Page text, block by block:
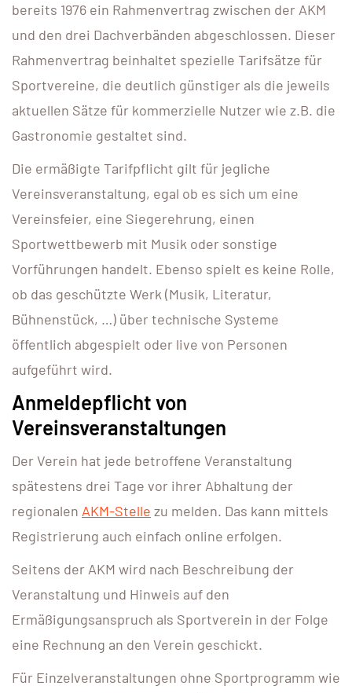
bereits 1976 ein Rahmenvertrag zwischen der AKM
und den drei Dachverbänden abgeschlossen. Dieser
Rahmenvertrag beinhaltet spezielle Tarifsätze für
Sportvereine, die deutlich günstiger als die jeweils
aktuellen Sätze für kommerzielle Nutzer wie z.B. die
Gastronomie gestaltet sind.
Die ermäßigte Tarifpflicht gilt für jegliche
Vereinsveranstaltung, egal ob es sich um eine
Vereinsfeier, eine Siegerehrung, einen
Sportwettbewerb mit Musik oder sonstige
Vorführungen handelt. Ebenso spielt es keine Rolle,
ob das geschützte Werk (Musik, Literatur,
Bühnenstück, …) über technische Systeme
öffentlich abgespielt oder live von Personen
aufgeführt wird.
Anmeldepflicht von
Vereinsveranstaltungen
Der Verein hat jede betroffene Veranstaltung
spätestens drei Tage vor ihrer Abhaltung der
regionalen AKM-Stelle zu melden. Das kann mittels
Registrierung auch einfach online erfolgen.
Seitens der AKM wird nach Beschreibung der
Veranstaltung und Hinweis auf den
Ermäßigungsanspruch als Sportverein in der Folge
eine Rechnung an den Verein geschickt.
Für Einzelveranstaltungen ohne Sportprogramm wie